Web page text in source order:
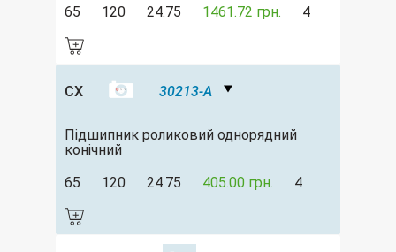
65
120 24.75 1461.72 грн. 4
CX 30213-A
Підшипник роликовий однорядний
конічний
65
120 24.75 405.00 грн. 4